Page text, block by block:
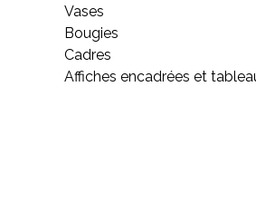
Vases
Bougies
Cadres
Affiches encadrées et